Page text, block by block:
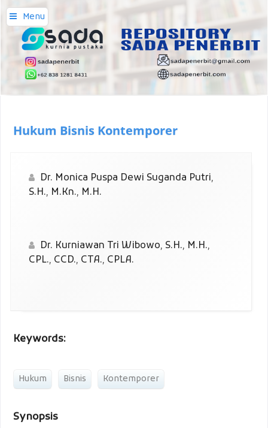
Menu
Hukum Bisnis Kontemporer
Dr. Monica Puspa Dewi Suganda Putri,
S.H., M.Kn., M.H.
Dr. Kurniawan Tri Wibowo, S.H., M.H.,
CPL., CCD., CTA., CPLA.
Keywords:
Hukum Bisnis Kontemporer
Synopsis